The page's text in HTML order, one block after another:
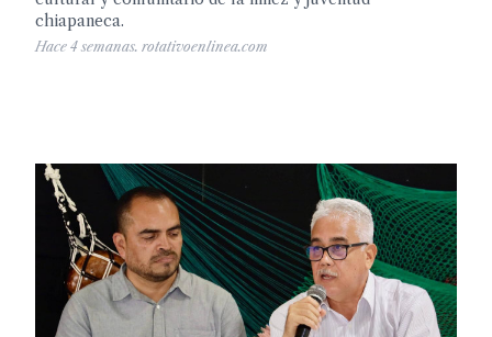
chiapaneca.
Hace 4 semanas. rotativoenlinea.com